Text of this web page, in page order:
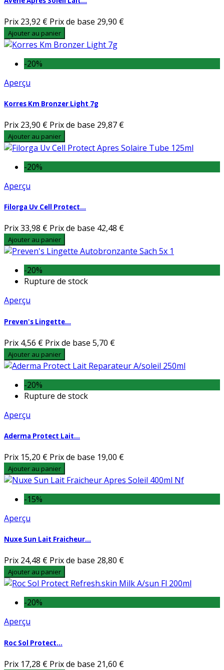
Prix 23,92 € Prix de base 29,90 €
Ajouter au panier
-20%
Aperçu
Korres Km Bronzer Light 7g
Prix 23,90 € Prix de base 29,87 €
Ajouter au panier
-20%
Aperçu
Filorga Uv Cell Protect...
Prix33,98 € Prix de base 42,48 €
Ajouter au panier
-20%
Rupture de stock
Aperçu
Preven's Lingette...
Prix 4,56 € Prix de base 5,70 €
Ajouter au panier
-20%
Rupture de stock
Aperçu
Aderma Protect Lait...
Prix 15,20 € Prix de base 19,00 €
Ajouter au panier
-15%
Aperçu
Nuxe Sun Lait Fraicheur...
Prix 24,48 € Prix de base 28,80 €
Ajouter au panier
-20%
Aperçu
Roc Sol Protect...
Prix 17,28 € Prix de base 21,60 €